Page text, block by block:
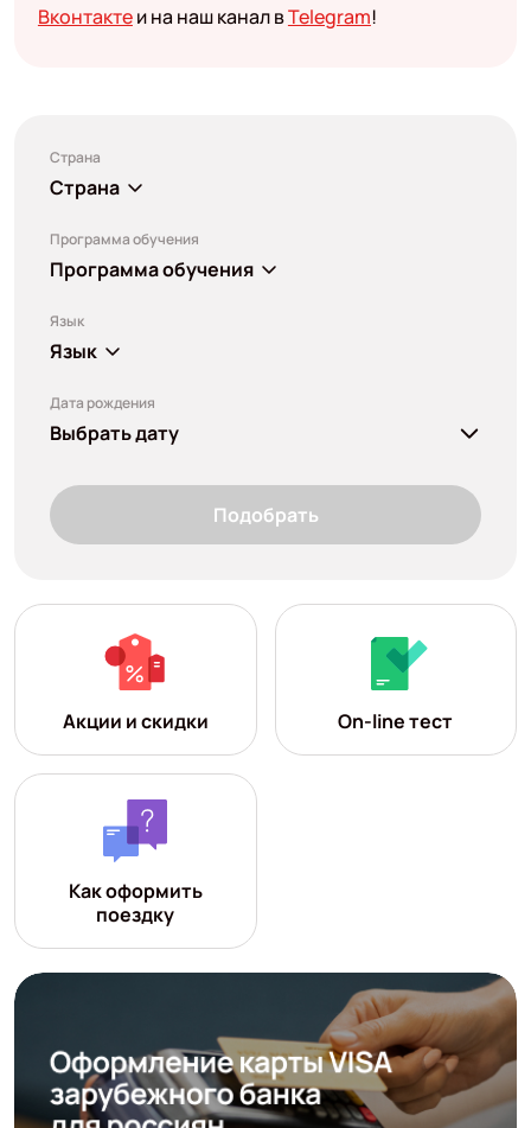
Вконтактеи на наш канал вTelegram!
Страна
Страна
Программа обучения
Программа обучения
Язык
Язык
Дата рождения
Выбрать дату
Подобрать
Акции и скидки On-line тест
Как оформить
поездку